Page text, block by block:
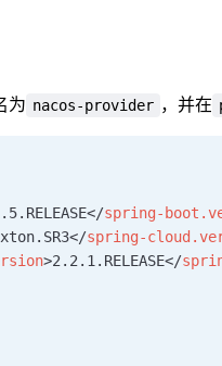
为 nacos-provider ，并在
spring-
spring-
>2.2.1.RELEASE</